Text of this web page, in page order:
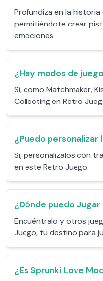
Profundiza en la historia
permitiéndote crear
emociones.
¿Hay modos de
Sí, como Matchmaker,
Collecting en Retro
¿Puedo personalizar
Sí, personalízalos con
en este Retro Juego.
¿Dónde puedo
Encuéntralo y otros
Juego, tu destino para
¿Es Sprunki Love